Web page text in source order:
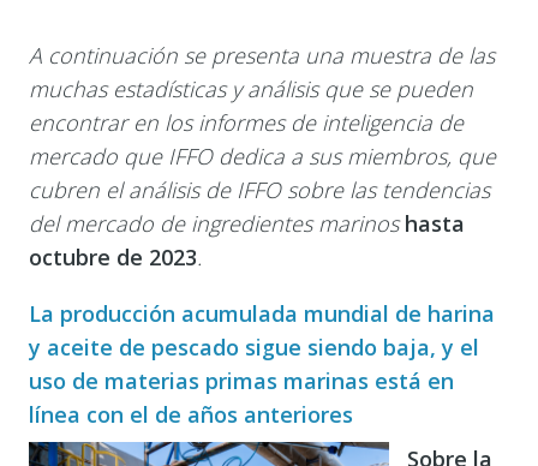
A continuación se presenta una muestra de las
muchas estadísticas y análisis que se pueden
encontrar en los informes de inteligencia de
mercado que IFFO dedica a sus miembros, que
cubren el análisis de IFFO sobre las tendencias
del mercado de ingredientes marinoshasta
octubre de 2023.
La producción acumulada mundial de harina
y aceite de pescado sigue siendo baja, y el
uso de materias primas marinas está en
línea con el de años anteriores
Sobre la